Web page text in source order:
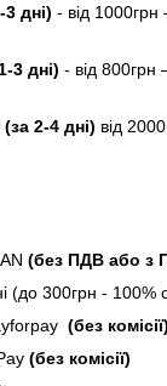
3 дні) - від
3 дні) - від 800грн
(за 2-4 дні) від
(без ПДВ або з
(до 300грн - 100%
(без комісії)
(без комісії)